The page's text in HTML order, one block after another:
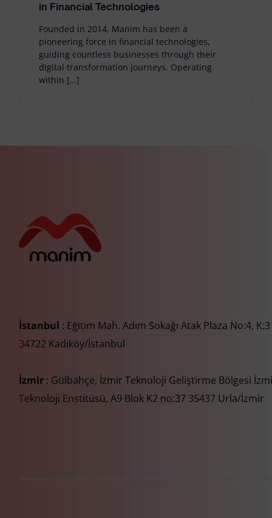
in Financial Technologies
Founded in 2014, Manim has been a
pioneering force in financial technologies,
guiding countless businesses through their
digital transformation journeys. Operating
within […]
İstanbul : Eğitim Mah. Adım Sokağı Atak Plaza No:4,
34722 Kadıköy/İstanbul
İzmir : Gülbahçe, İzmir Teknoloji Geliştirme Bölgesi
Teknoloji Enstitüsü, A9 Blok K2 no:37 35437 Urla/İzmir